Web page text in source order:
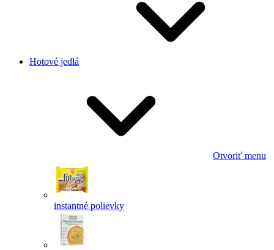
Hotové jedlá
Otvoriť menu
instantné polievky